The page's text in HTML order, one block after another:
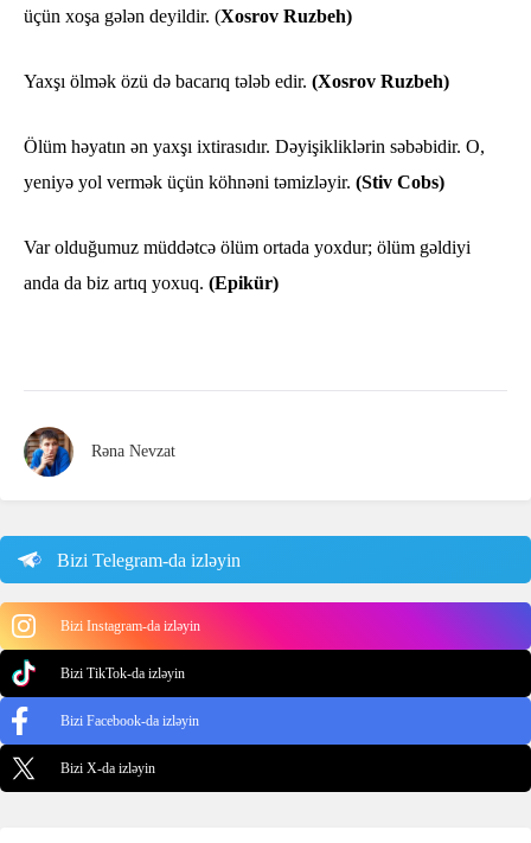
üçün xoşa gələn deyildir. (Xosrov Ruzbeh)
Yaxşı ölmək özü də bacarıq tələb edir. (Xosrov Ruzbeh)
Ölüm həyatın ən yaxşı ixtirasıdır. Dəyişikliklərin səbəbidir. O,
yeniyə yol vermək üçün köhnəni təmizləyir. (Stiv Cobs)
Var olduğumuz müddətcə ölüm ortada yoxdur; ölüm gəldiyi
anda da biz artıq yoxuq. (Epikür)
Rəna Nevzat
Bizi Telegram-da izləyin
Bizi Instagram-da izləyin
Bizi TikTok-da izləyin
Bizi Facebook-da izləyin
Bizi X-da izləyin